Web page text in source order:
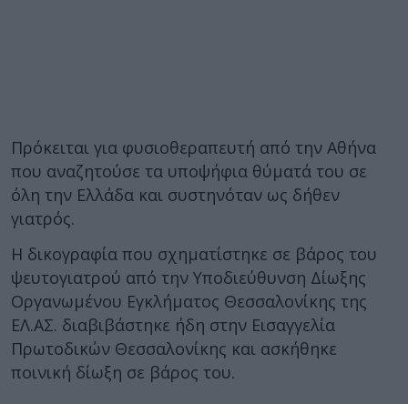
Πρόκειται για φυσιοθεραπευτή από την Αθήνα
που αναζητούσε τα υποψήφια θύματά του σε
όλη την Ελλάδα και συστηνόταν ως δήθεν
γιατρός.
Η δικογραφία που σχηματίστηκε σε βάρος του
ψευτογιατρού από την Υποδιεύθυνση Δίωξης
Οργανωμένου Εγκλήματος Θεσσαλονίκης της
ΕΛ.ΑΣ. διαβιβάστηκε ήδη στην Εισαγγελία
Πρωτοδικών Θεσσαλονίκης και ασκήθηκε
ποινική δίωξη σε βάρος του.